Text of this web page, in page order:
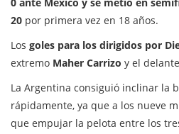
20 por primera vez en 18 años.
Los goles para los dirigidos por
extremo Maher Carrizo y el
La Argentina consiguió inclinar la
rápidamente, ya que a los nueve
que empujar la pelota entre los